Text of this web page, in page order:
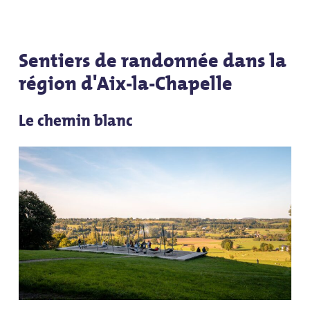
Sentiers de randonnée dans la
région d'Aix-la-Chapelle
Le chemin blanc